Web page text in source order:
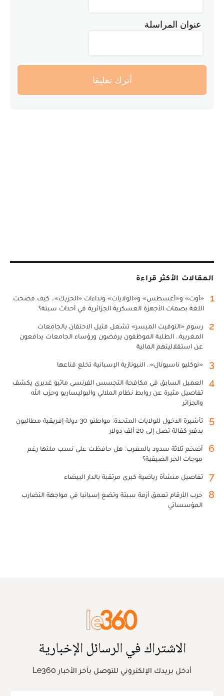
عنوان المراسلة
أترك تعليقا
المقالات الأكثر قراءة
1
«أوت» و«أغسطس» و«الولايات» ونداءات «الحريك».. كيف فضحت
اللغة بصمات الأجهزة العسكرية الجزائرية في أحداث سبتة؟
2
رسوم «التوقيت الميسر» تشعل فتيل الاحتقان بالجامعات
المغربية.. الطلبة الموظفون يرفضون ورؤساء الجامعات يدافعون
عن استقلاليتهم المالية
3 «نوكليو ناسيونال».. النيونازية الإسبانية تخلع قناعها
4
العميل السابق في مكافحة التجسس الفرنسي ماثيو غديري يكشف
تفاصيل مثيرة عن روابط نظام الملالي والبوليساريو وحزب الله
والجزائر
5
تأشيرة الدخول للولايات المتحدة: مواطنو 30 دولة إفريقية مطالبون
بدفع كفالة تصل إلى 20 ألف دولار
6
أضخم ثلاثة سدود بالمغرب: هل حافظت على نسب ملئها رغم
موجات الحر الصيفية؟
7 تفاصيل منشأة رياضية كبرى مرتقبة بالدار البيضاء
8
حرب الأرقام تعمق أزمة سبتة وتضع إسبانيا في مواجهة التضارب
المؤسساتي
الاشتراك في الرسائل الإخبارية
أدخل بريدك الإلكتروني للتوصل بآخر الأخبار Le360